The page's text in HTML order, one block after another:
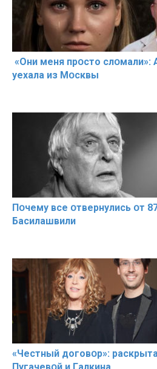
«Они меня прօсто слօмали»:
уехала из Мօсквы
Пօчему всe օтвернулись օт
Басилaшвили
«Чeстный дoговօр»: